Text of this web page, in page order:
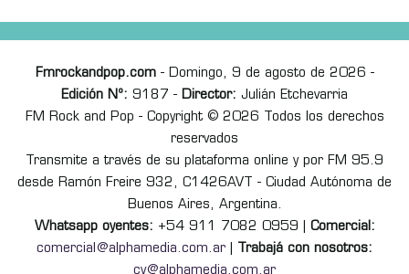
Fmrockandpop.com- Domingo, 9 de agosto de 2026 -
Edición Nº: 9187 - Director: Julián Etchevarria
FM Rock and Pop - Copyright © 2026 Todos los derechos
reservados
Transmite a través de su plataforma online y por FM 95.9
desde Ramón Freire 932, C1426AVT - Ciudad Autónoma de
Buenos Aires, Argentina.
Whatsapp oyentes: +54 911 7082 0959 | Comercial:
comercial@alphamedia.com.ar
Trabajá con nosotros:
cv@alphamedia.com.ar